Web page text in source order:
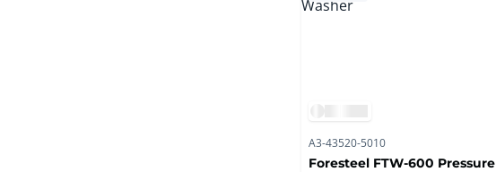
A3-43520-5010
Foresteel FTW-600 Pressure